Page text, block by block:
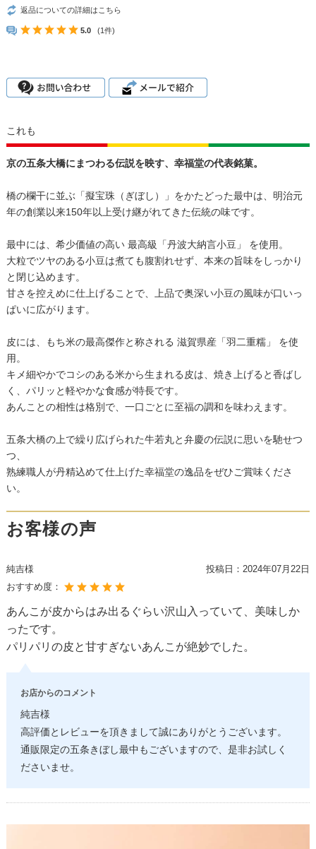
返品についての詳細はこちら
5.0 (1件)
これも
京の五条大橋にまつわる伝説を映す、幸福堂の代表銘菓。
橋の欄干に並ぶ「擬宝珠（ぎぼし）」をかたどった最中は、明治元
年の創業以来150年以上受け継がれてきた伝統の味です。
最中には、希少価値の高い 最高級「丹波大納言小豆」 を使用。
大粒でツヤのある小豆は煮ても腹割れせず、本来の旨味をしっかり
と閉じ込めます。
甘さを控えめに仕上げることで、上品で奥深い小豆の風味が口いっ
ぱいに広がります。
皮には、もち米の最高傑作と称される 滋賀県産「羽二重糯」 を使
用。
キメ細やかでコシのある米から生まれる皮は、焼き上げると香ばし
く、パリッと軽やかな食感が特長です。
あんことの相性は格別で、一口ごとに至福の調和を味わえます。
五条大橋の上で繰り広げられた牛若丸と弁慶の伝説に思いを馳せつ
つ、
熟練職人が丹精込めて仕上げた幸福堂の逸品をぜひご賞味くださ
い。
お客様の声
純吉様 投稿日： 2024年07月22日
おすすめ度：
あんこが皮からはみ出るぐらい沢山入っていて、美味しか
ったです。
パリパリの皮と甘すぎないあんこが絶妙でした。
お店からのコメント
純吉様
高評価とレビューを頂きまして誠にありがとうございます。
通販限定の五条きぼし最中もございますので、是非お試しく
ださいませ。